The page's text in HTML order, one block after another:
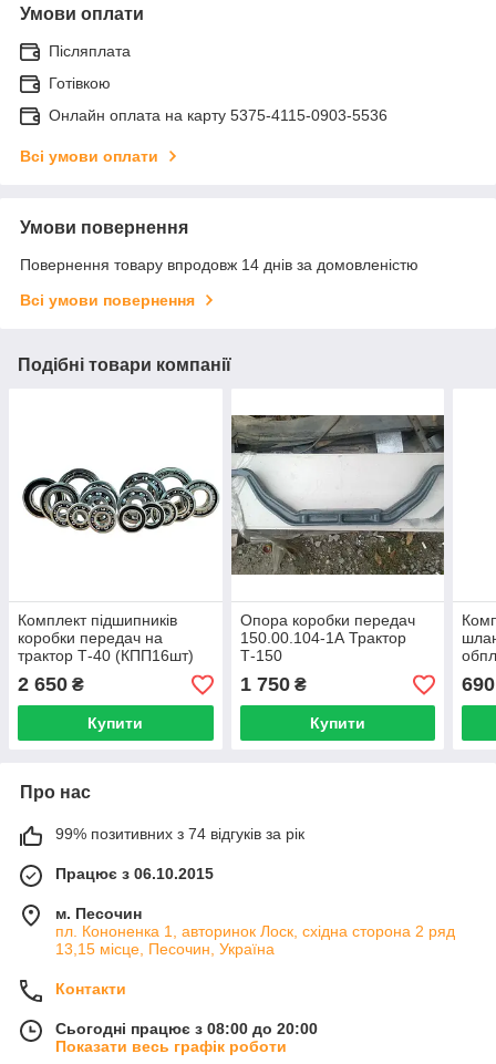
Умови оплати
Післяплата
Готівкою
Онлайн оплата на карту 5375-4115-0903-5536
Всі умови оплати
Умови повернення
Повернення товару впродовж 14 днів за домовленістю
Всі умови повернення
Подібні товари компанії
Комплект підшипників
коробки передач на
трактор Т-40 (КПП16шт)
2 650 ₴
Купити
Опора коробки передач
150.00.104-1А Трактор
Т-150
1 750₴
Купити
690
Про нас
99% позитивних з 74 відгуків за рік
Працює з 06.10.2015
м. Песочин
пл. Кононенка 1, авторинок Лоск, східна сторона 2 ряд
13,15 місце, Песочин, Україна
Контакти
Сьогодні працює з 08:00 до 20:00
Показати весь графік роботи